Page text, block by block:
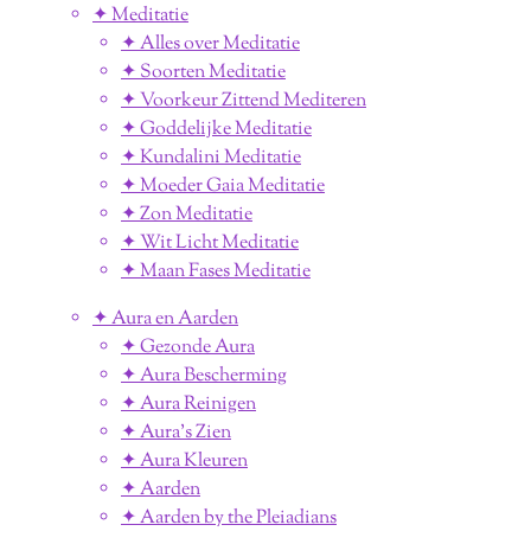
✦ Meditatie
✦ Alles over Meditatie
✦ Soorten Meditatie
✦ Voorkeur Zittend Mediteren
✦ Goddelijke Meditatie
✦ Kundalini Meditatie
✦ Moeder Gaia Meditatie
✦ Zon Meditatie
✦ Wit Licht Meditatie
✦ Maan Fases Meditatie
✦ Aura en Aarden
✦ Gezonde Aura
✦ Aura Bescherming
✦ Aura Reinigen
✦ Aura's Zien
✦ Aura Kleuren
✦ Aarden
✦ Aarden by the Pleiadians